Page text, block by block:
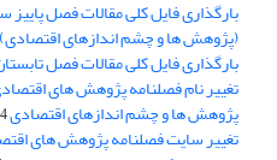
(پژوهش ها و چشم اندازهای اقتصادی)
بارگذاری فایل کلی مقالات فصل تابستان
تغییر نام فصلنامه پژوهش های
پژوهش ها و چشم اندازهای اقتصادی
تغییر سایت فصلنامه پژوهش های